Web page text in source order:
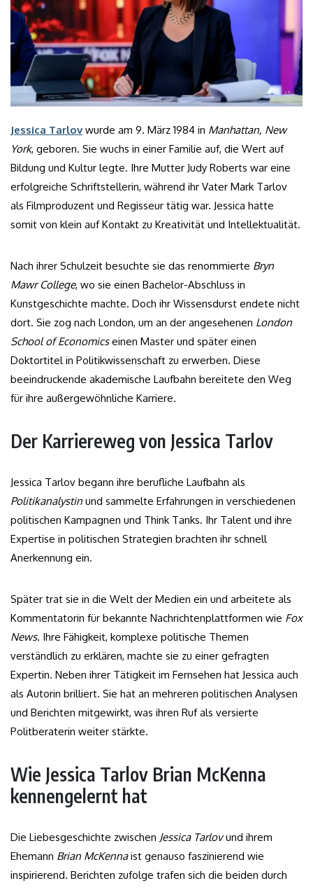
Jessica Tarlov wurde am 9. März 1984 in Manhattan, New
York, geboren. Sie wuchs in einer Familie auf, die Wert auf
Bildung und Kultur legte. Ihre Mutter Judy Roberts war eine
erfolgreiche Schriftstellerin, während ihr Vater Mark Tarlov
als Filmproduzent und Regisseur tätig war. Jessica hatte
somit von klein auf Kontakt zu Kreativität und Intellektualität.
Nach ihrer Schulzeit besuchte sie das renommierte Bryn
Mawr College, wo sie einen Bachelor-Abschluss in
Kunstgeschichte machte. Doch ihr Wissensdurst endete nicht
dort. Sie zog nach London, um an der angesehenen London
School of Economicseinen Master und später einen
Doktortitel in Politikwissenschaft zu erwerben. Diese
beeindruckende akademische Laufbahn bereitete den Weg
für ihre außergewöhnliche Karriere.
Der Karriereweg von Jessica Tarlov
Jessica Tarlov begann ihre berufliche Laufbahn als
Politikanalystin und sammelte Erfahrungen in verschiedenen
politischen Kampagnen und Think Tanks. Ihr Talent und ihre
Expertise in politischen Strategien brachten ihr schnell
Anerkennung ein.
Später trat sie in die Welt der Medien ein und arbeitete als
Kommentatorin für bekannte Nachrichtenplattformen wie Fox
News. Ihre Fähigkeit, komplexe politische Themen
verständlich zu erklären, machte sie zu einer gefragten
Expertin. Neben ihrer Tätigkeit im Fernsehen hat Jessica auch
als Autorin brilliert. Sie hat an mehreren politischen Analysen
und Berichten mitgewirkt, was ihren Ruf als versierte
Politberaterin weiter stärkte.
Wie Jessica Tarlov Brian McKenna
kennengelernt hat
Die Liebesgeschichte zwischen Jessica Tarlovund ihrem
Ehemann Brian McKennaist genauso faszinierend wie
inspirierend. Berichten zufolge trafen sich die beiden durch